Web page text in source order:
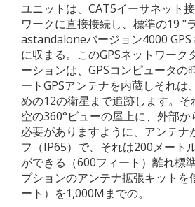
ユニットは、CAT5イーサネット
ワークに直接接続し、標準の19 "
astandaloneバージョン4000 GPS
に収まる。このGPSネットワーク
ーションは、GPSコンピュータの
ートGPSアンテナを内蔵しそれは
めの12の衛星まで追跡します。そ
空の360°ビューの屋上に、外部
必要がありますように、アンテナ
フ（IP65）で、それは200メート
ができる（600フィート）離れ標
プションのアンテナ拡張キットを
ート）を1,000Mまでの。